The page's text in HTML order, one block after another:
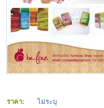
ราคา: ไม่ระบุ